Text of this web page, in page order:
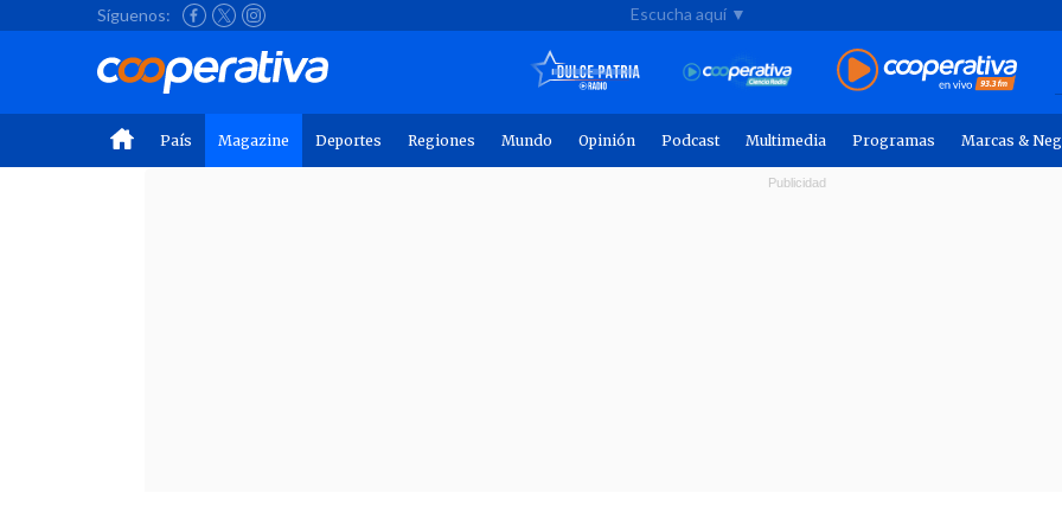
Síguenos: Escucha aquí ▼
País Magazine Deportes Regiones Mundo Opinión Podcast Multimedia Programas Marcas &